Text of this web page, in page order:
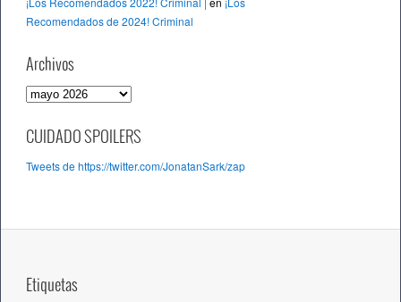
Recomendados de 2024! Criminal
Archivos
A
c
i
CUIDADO SPOILERS
Tweets de https://twitter.com/JonatanSark/zap
Etiquetas